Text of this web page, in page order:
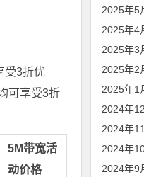
受3折优
可享受3折
5M带宽活
动价格
2025年5
2025年4
2025年3
2025年2
2025年1
2024年
2024年
2024年
2024年9